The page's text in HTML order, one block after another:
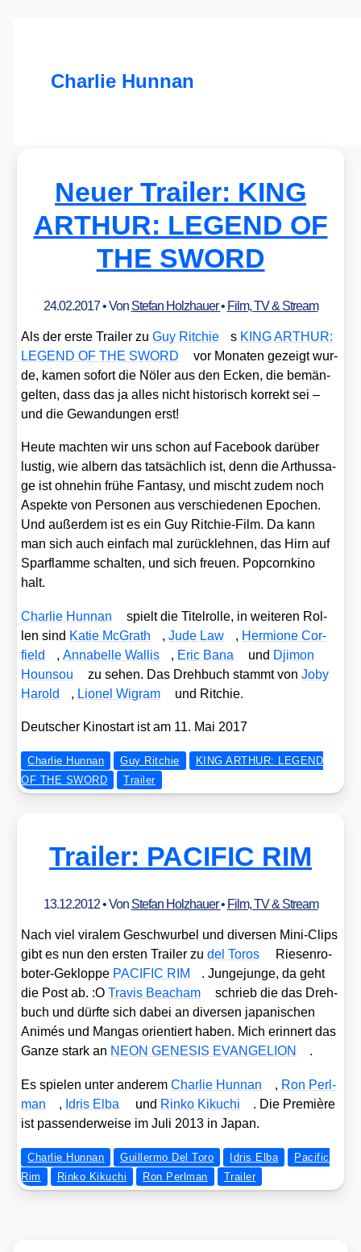
Charlie Hunnan
Neuer Trailer: KING
ARTHUR: LEGEND OF
THE SWORD
24.02.2017• Von Stefan Holzhauer• Film, TV & Stream
Als der ers­te Trai­ler zuGuy Rit­chie s KING ARTHUR:
LEGEND OF THE SWORD
vor Mona­ten gezeigt wur­
de, kamen sofort die Nöler aus den Ecken, die bemän­
gel­ten, dass das ja alles nicht his­to­risch kor­rekt sei –
und die Gewan­dun­gen erst!
Heu­te mach­ten wir uns schon auf Face­book dar­über
lus­tig, wie albern das tat­säch­lich ist, denn die Arthussa­
ge ist ohne­hin frü­he Fan­ta­sy, und mischt zudem noch
Aspek­te von Per­so­nen aus ver­schie­de­nen Epo­chen.
Und außer­dem ist es ein Guy Rit­chie-Film. Da kann
man sich auch ein­fach mal zurück­leh­nen, das Hirn auf
Spar­flam­me schal­ten, und sich freu­en. Pop­corn­ki­no
halt.
Char­lie Hunnan
spielt die Titel­rol­le, in wei­te­ren Rol­
len sind Katie McGrath ,Jude Law , Her­mio­ne Cor­
field
,Anna­bel­le Wal­lis , Eric Bana und Dji­mon
Houn­sou
zu sehen. Das Dreh­buch stammt vonJoby
Harold
, Lio­nel Wigram und Rit­chie.
Deut­scher Kino­start ist am 11. Mai 2017
Charlie Hunnan Guy Ritchie
KING ARTHUR: LEGEND
OF THE SWORD
Trailer
Trailer: PACIFIC RIM
13.12.2012• Von Stefan Holzhauer• Film, TV & Stream
Nach viel vira­lem Geschwur­bel und diver­sen Mini-Clips
gibt es nun den ers­ten Trai­ler zudel Toros
Rie­sen­ro­
bo­ter-Geklop­pe PACIFIC RIM
. Jun­ge­jun­ge, da geht
die Post ab. :OTra­vis Beacham
schrieb die das Dreh­
buch und dürf­te sich dabei an diver­sen japa­ni­schen
Ani­més und Man­gas ori­en­tiert haben. Mich erin­nert das
Gan­ze stark an NEON GENESIS EVANGELION .
Es spie­len unter ande­remChar­lie Hunnan , Ron Perl­
man
, Idris Elba und Rinko Kiku­chi
. Die Pre­miè­re
ist pas­sen­der­wei­se im Juli 2013 in Japan.
Charlie Hunnan Guillermo Del Toro Idris Elba
Pacific
Rim
Rinko Kikuchi Ron Perlman Trailer